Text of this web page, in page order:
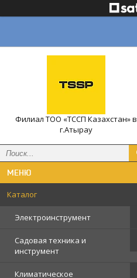
Филиал ТОО «ТССП Казахстан» в
г.Атырау
Каталог
Электроинструмент
Садовая техника и
инструмент
Климатическое